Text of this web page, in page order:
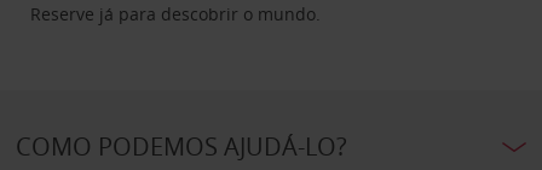
Reserve já para descobrir o mundo.
COMO PODEMOS AJUDÁ-LO?